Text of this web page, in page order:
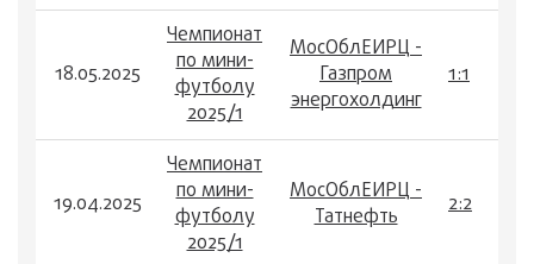
18.05.2025
Чемпионат
по мини-
футболу
2025/1
МосОблЕИРЦ -
Газпром
энергохолдинг
1:1
19.04.2025
Чемпионат
по мини-
футболу
2025/1
МосОблЕИРЦ -
Татнефть
2:2